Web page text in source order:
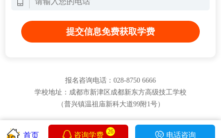
提交信息免费获取学费
报名咨询电话：028-8750 6666
学校地址：成都市新津区成都新东方高级技工学校
（普兴镇温祖庙新科大道99附1号）
首页 咨询学费 26 电话咨询